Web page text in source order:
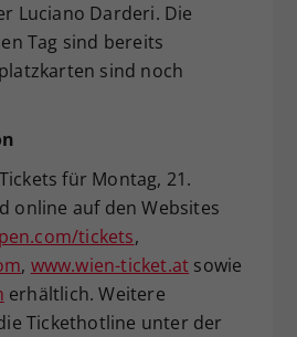
Luciano Darderi. Die
Tag sind bereits
sind noch
für Montag, 21.
online auf den Websites
tickets,
, www.wien-ticket.at sowie
erhältlich. Weitere
Tickethotline unter der